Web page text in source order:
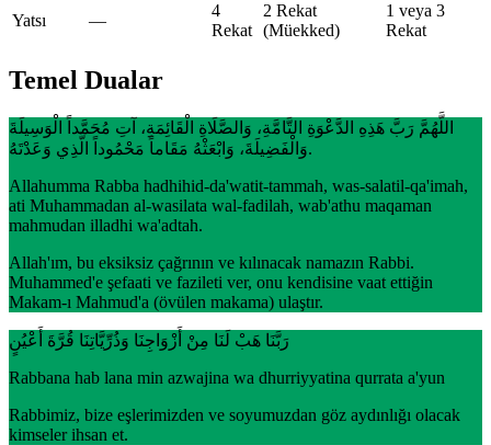
Yatsı —
4
Rekat
2 Rekat
(Müekked)
1 veya 3
Rekat
Temel Dualar
اللَّهُمَّ رَبَّ هَذِهِ الدَّعْوَةِ التَّامَّةِ، وَالصَّلَاةِ الْقَائِمَةِ، آتِ مُحَمَّداً الْوَسِيلَةَ
وَالْفَضِيلَةَ، وَابْعَثْهُ مَقَاماً مَحْمُوداً الَّذِي وَعَدْتَهُ.
Allahumma Rabba hadhihid-da'watit-tammah, was-salatil-qa'imah,
ati Muhammadan al-wasilata wal-fadilah, wab'athu maqaman
mahmudan illadhi wa'adtah.
Allah'ım, bu eksiksiz çağrının ve kılınacak namazın Rabbi.
Muhammed'e şefaati ve fazileti ver, onu kendisine vaat ettiğin
Makam-ı Mahmud'a (övülen makama) ulaştır.
رَبَّنَا هَبْ لَنَا مِنْ أَزْوَاجِنَا وَذُرِّيَّاتِنَا قُرَّةَ أَعْيُنٍ
Rabbana hab lana min azwajina wa dhurriyyatina qurrata a'yun
Rabbimiz, bize eşlerimizden ve soyumuzdan göz aydınlığı olacak
kimseler ihsan et.